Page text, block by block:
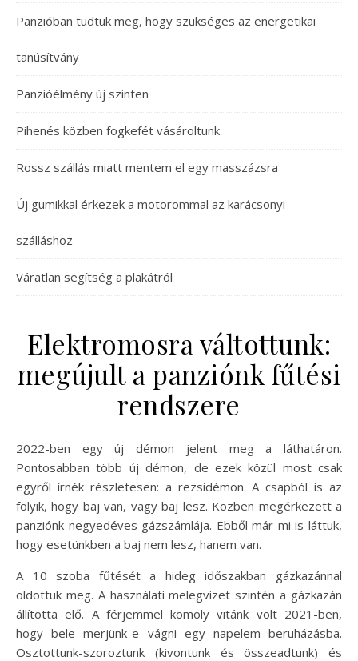
Panzióban tudtuk meg, hogy szükséges az energetikai
tanúsítvány
Panzióélmény új szinten
Pihenés közben fogkefét vásároltunk
Rossz szállás miatt mentem el egy masszázsra
Új gumikkal érkezek a motorommal az karácsonyi
szálláshoz
Váratlan segítség a plakátról
Elektromosra váltottunk:
megújult a panziónk fűtési
rendszere
2022-ben egy új démon jelent meg a láthatáron.
Pontosabban több új démon, de ezek közül most csak
egyről írnék részletesen: a rezsidémon. A csapból is az
folyik, hogy baj van, vagy baj lesz. Közben megérkezett a
panziónk negyedéves gázszámlája. Ebből már mi is láttuk,
hogy esetünkben a baj nem lesz, hanem van.
A 10 szoba fűtését a hideg időszakban gázkazánnal
oldottuk meg. A használati melegvizet szintén a gázkazán
állította elő. A férjemmel komoly vitánk volt 2021-ben,
hogy bele merjünk-e vágni egy napelem beruházásba.
Osztottunk-szoroztunk (kivontunk és összeadtunk) és